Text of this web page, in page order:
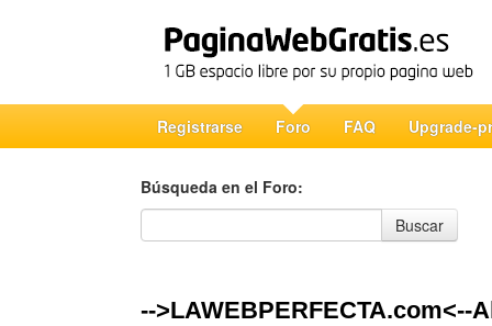
Registrarse Foro FAQ Upgrade-
Búsqueda en el Foro:
Búsqueda en el Foro
Buscar
-->LAWEBPERFECTA.com<--